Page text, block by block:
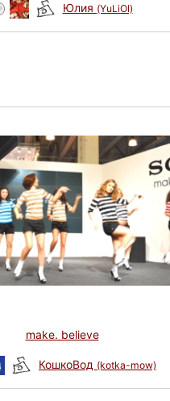
Юлия (YuLiOl)
make. believe
КошкоВод (kotka-mow)